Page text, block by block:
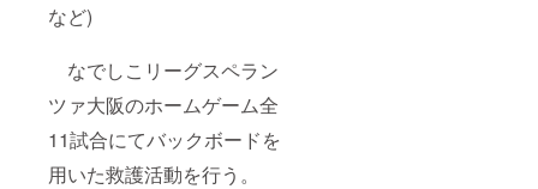
など)
なでしこリーグスペラン
ツァ大阪のホームゲーム全
11試合にてバックボードを
用いた救護活動を行う。